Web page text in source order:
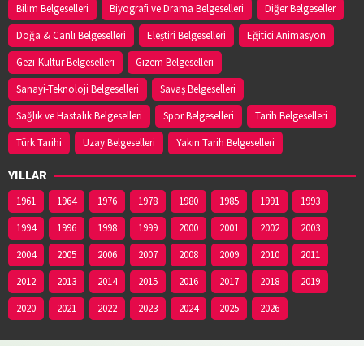
Bilim Belgeselleri Biyografi ve Drama Belgeselleri
Diğer Belgeseller
Doğa & Canlı Belgeselleri
Eleştiri Belgeselleri
Eğitici Animasyon
Gezi-Kültür Belgeselleri
Gizem Belgeselleri
Sanayi-Teknoloji Belgeselleri
Savaş Belgeselleri
Sağlık ve Hastalık Belgeselleri
Spor Belgeselleri
Tarih Belgeselleri
Türk Tarihi
Uzay Belgeselleri Yakın Tarih Belgeselleri
YILLAR
1961 1964 1976 1978 1980 1985 1991
1993
1994
1996 1998 1999 2000 2001 2002
2003
2004
2005 2006 2007 2008 2009 2010
2011
2012
2013 2014 2015 2016 2017 2018
2019
2020
2021 2022 2023 2024 2025 2026